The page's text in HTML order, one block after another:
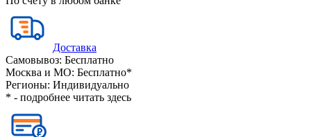
Доставка
Самовывоз: Бесплатно
Москва и МО: Бесплатно*
Регионы: Индивидуально
* - подробнее читать здесь